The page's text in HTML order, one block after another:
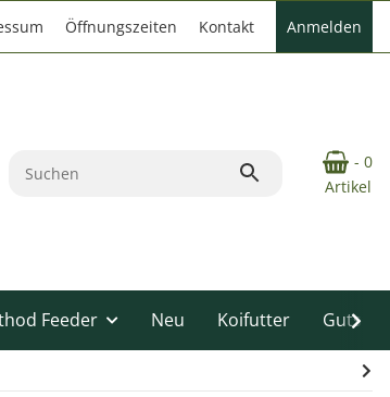
Öffnungszeiten Kontakt Anmelden
- 0
Artikel
Feeder Neu Koifutter